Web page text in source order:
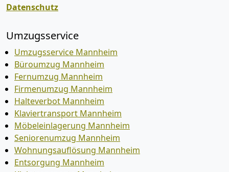
Datenschutz
Umzugsservice
Umzugsservice Mannheim
Büroumzug Mannheim
Fernumzug Mannheim
Firmenumzug Mannheim
Halteverbot Mannheim
Klaviertransport Mannheim
Möbeleinlagerung Mannheim
Seniorenumzug Mannheim
Wohnungsauflösung Mannheim
Entsorgung Mannheim